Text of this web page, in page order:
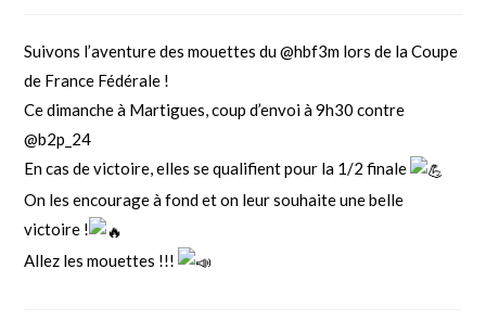
Suivons l’aventure des mouettes du @hbf3m lors de la Coupe
de France Fédérale !
Ce dimanche à Martigues, coup d’envoi à 9h30 contre
@b2p_24
En cas de victoire, elles se qualifient pour la 1/2 finale
On les encourage à fond et on leur souhaite une belle
victoire !
Allez les mouettes !!!